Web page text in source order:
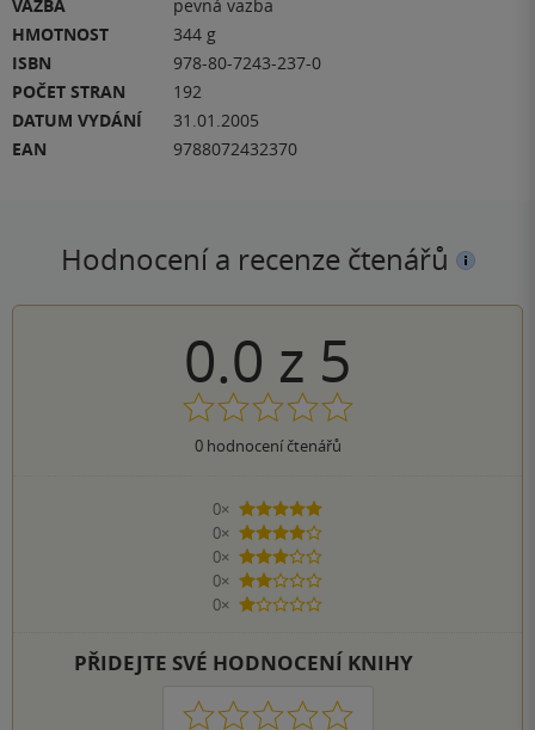
VAZBA
pevná vazba
HMOTNOST
344 g
ISBN
978-80-7243-237-0
POČET STRAN
192
DATUM VYDÁNÍ
31.01.2005
EAN
9788072432370
Hodnocení a recenze čtenářů
0.0 z 5
0hodnocení čtenářů
0×
5 hvězdiček
0×
4 hvězdičky
0×
3 hvězdičky
0×
2 hvězdičky
0×
1 hvezdička
PŘIDEJTE SVÉ HODNOCENÍ KNIHY
1 2 3 4 5